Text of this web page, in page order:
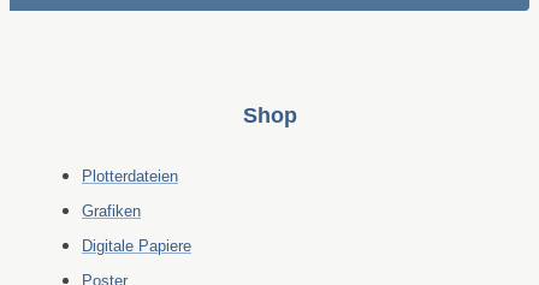
Shop
Plotterdateien
Grafiken
Digitale Papiere
Poster